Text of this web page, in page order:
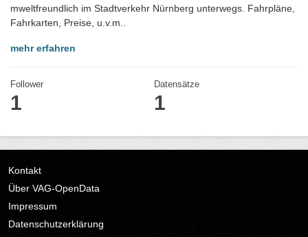
mweltfreundlich im Stadtverkehr Nürnberg unterwegs. Fahrpläne,
Fahrkarten, Preise, u.v.m..
mehr erfahren
Follower
1
Datensätze
1
Kontakt
Über VAG-OpenData
Impressum
Datenschutzerklärung